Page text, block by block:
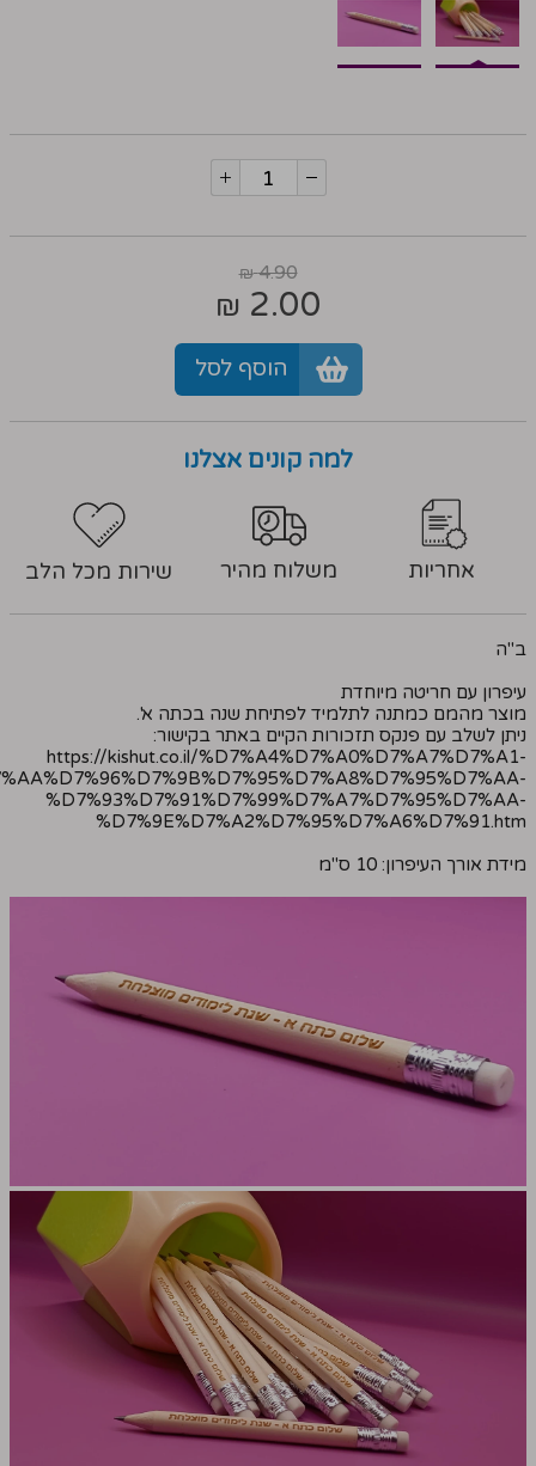
4.90
₪
2.00
₪
הוסף לסל
למה קונים אצלנו
אחריות משלוח מהיר שירות מכל הלב
ב''ה
עיפרון עם חריטה מיוחדת
מוצר מהמם כמתנה לתלמיד לפתיחת שנה בכתה א'.
ניתן לשלב עם פנקס תזכורות הקיים באתר בקישור:
https://kishut.co.il/%D7%A4%D7%A0%D7%A7%D7%A1-
%D7%93%D7%91%D7%99%D7%A7%D7%95%D7%AA-
%D7%9E%D7%A2%D7%95%D7%A6%D7%91.htm
מידת אורך העיפרון: 10 ס''מ